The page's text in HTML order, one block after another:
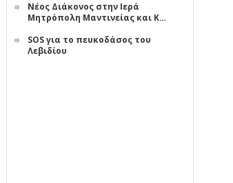
Νέος Διάκονος στην Ιερά
Μητρόπολη Μαντινείας και Κ…
SOS για το πευκοδάσος του
Λεβιδίου